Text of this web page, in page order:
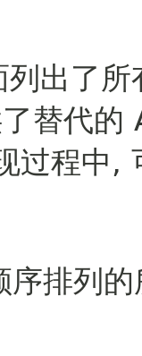
列出了
替代的
过程中,
序排列